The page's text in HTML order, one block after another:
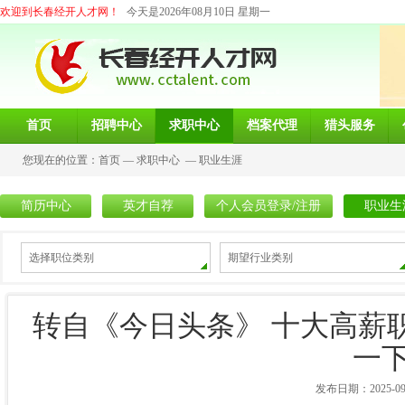
欢迎到长春经开人才网！ 今天是2026年08月10日 星期一
首页 招聘中心 求职中心 档案代理 猎头服务
您现在的位置： 首页 — 求职中心 — 职业生涯
简历中心 英才自荐 个人会员登录/注册 职业生
选择职位类别 期望行业类别
转自《今日头条》 十大高薪
一
发布日期：2025-